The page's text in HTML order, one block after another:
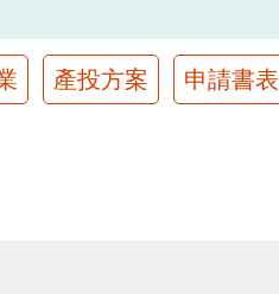
產投方案 申請書表